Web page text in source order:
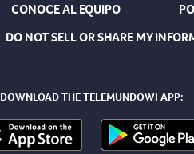
CONOCE AL EQUIPO
DO NOT SELL OR SHARE MY
DOWNLOAD THE TELEMUNDOWI APP: